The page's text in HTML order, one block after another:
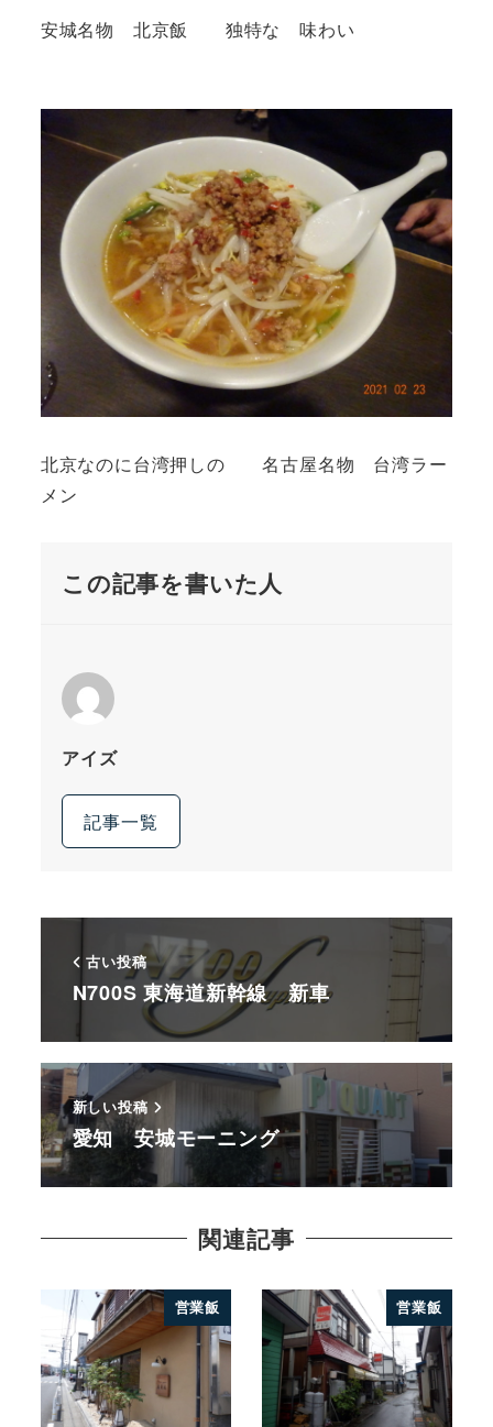
安城名物 北京飯 独特な 味わい
北京なのに台湾押しの 名古屋名物 台湾ラー
メン
この記事を書いた人
アイズ
記事一覧
古い投稿
N700S 東海道新幹線 新車
新しい投稿
愛知 安城モーニング
関連記事
営業飯 営業飯